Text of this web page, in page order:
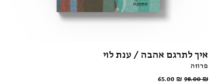
איך לתרגם אהבה / ענת לוי
פרוזה
98.00
65.00₪